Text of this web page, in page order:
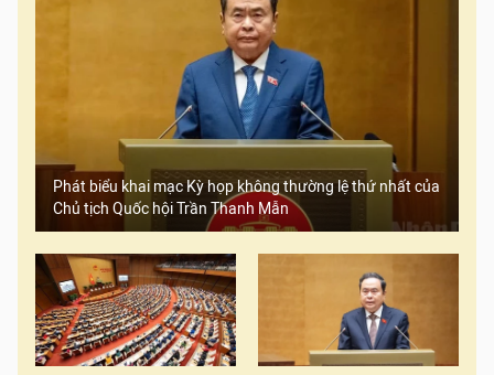
Phát biểu khai mạc Kỳ họp không thường lệ thứ nhất của
Chủ tịch Quốc hội Trần Thanh Mẫn